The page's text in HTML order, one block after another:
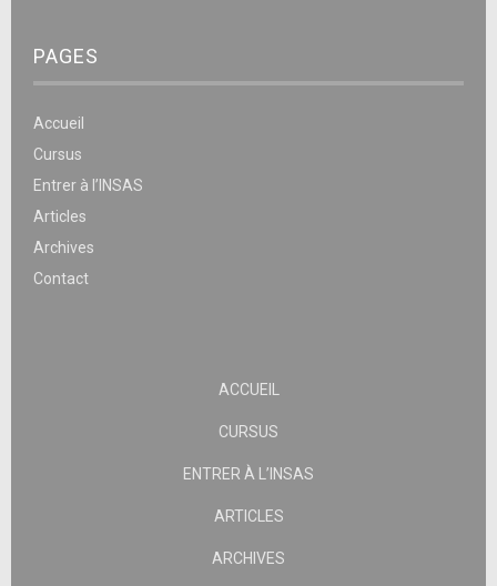
PAGES
Accueil
Cursus
Entrer à l’INSAS
Articles
Archives
Contact
ACCUEIL
CURSUS
ENTRER À L’INSAS
ARTICLES
ARCHIVES